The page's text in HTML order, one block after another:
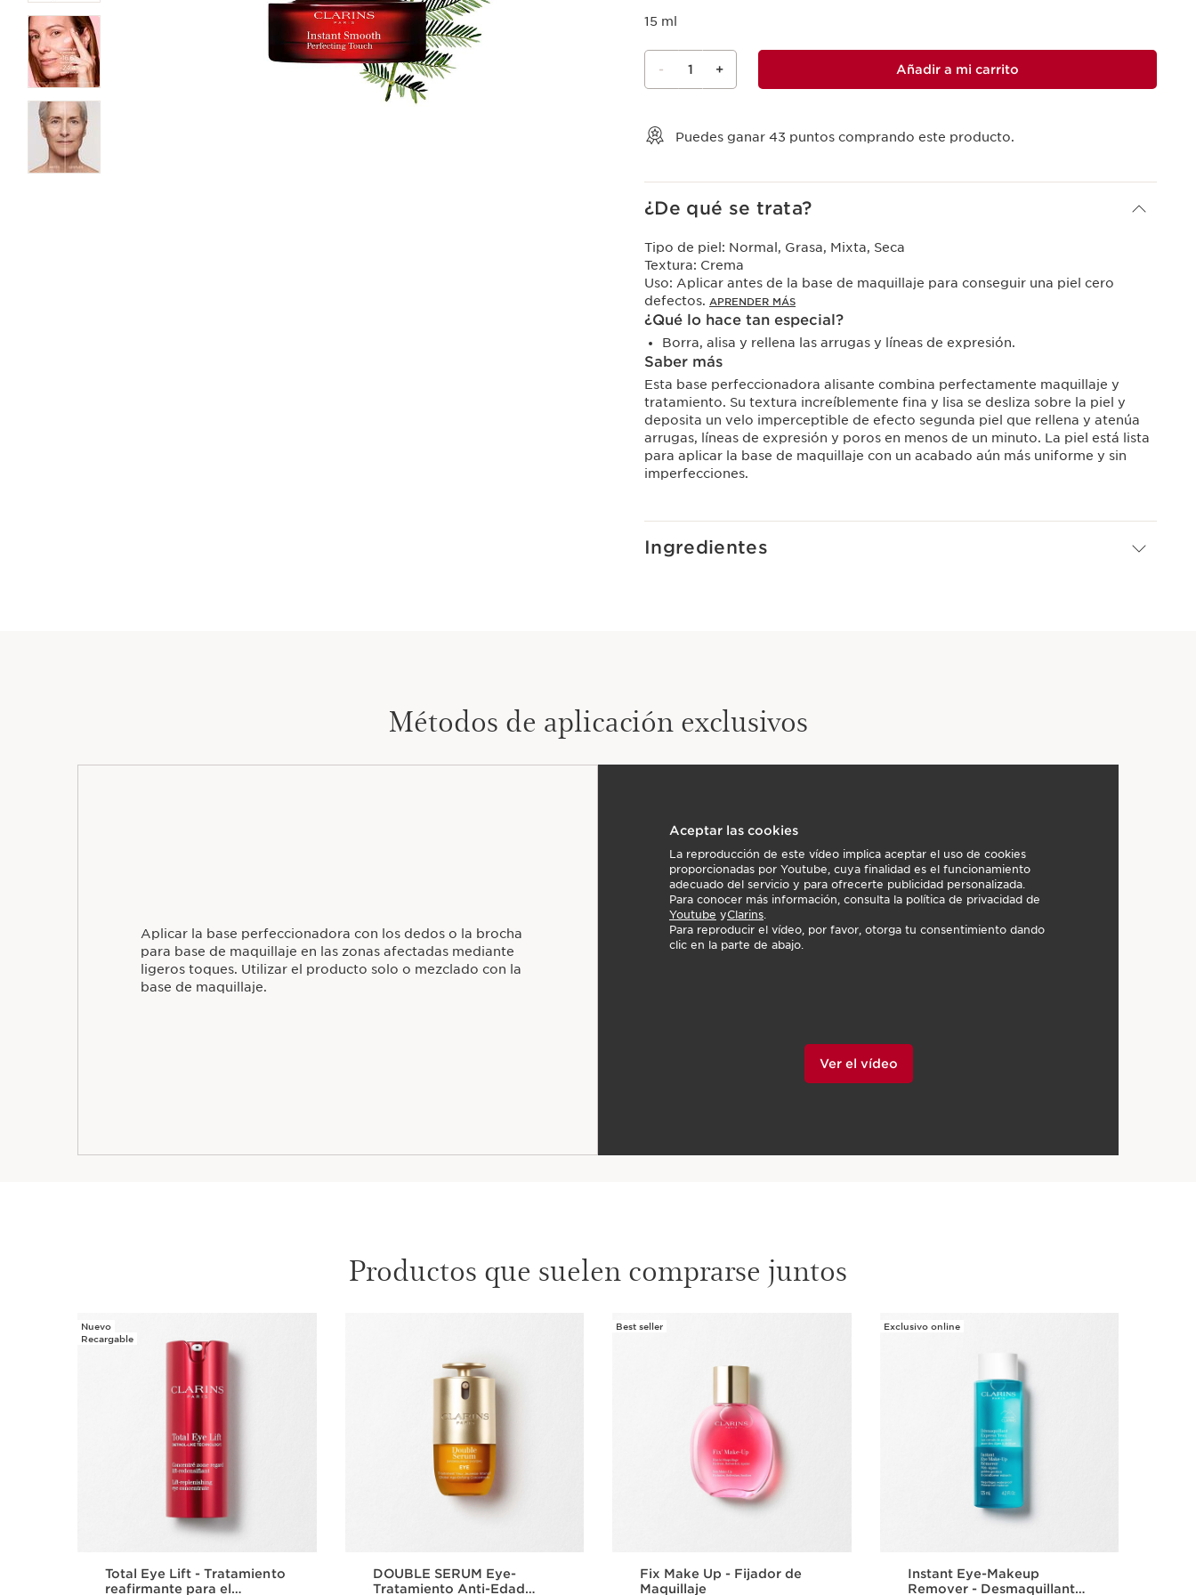
15 ml
- 1 + Añadir a mi carrito
Puedes ganar 43 puntos comprando este producto.
¿De qué se trata?
Tipo de piel: Normal, Grasa, Mixta, Seca
Textura: Crema
Uso: Aplicar antes de la base de maquillaje para conseguir una piel cero
defectos. APRENDER MÁS
¿Qué lo hace tan especial?
Borra, alisa y rellena las arrugas y líneas de expresión.
Saber más
Esta base perfeccionadora alisante combina perfectamente maquillaje y
tratamiento. Su textura increíblemente fina y lisa se desliza sobre la piel y
deposita un velo imperceptible de efecto segunda piel que rellena y atenúa
arrugas, líneas de expresión y poros en menos de un minuto. La piel está lista
para aplicar la base de maquillaje con un acabado aún más uniforme y sin
imperfecciones.
Ingredientes
Métodos de aplicación exclusivos
Aplicar la base perfeccionadora con los dedos o la brocha
para base de maquillaje en las zonas afectadas mediante
ligeros toques. Utilizar el producto solo o mezclado con la
base de maquillaje.
Aceptar las cookies
La reproducción de este vídeo implica aceptar el uso de cookies
proporcionadas por Youtube, cuya finalidad es el funcionamiento
adecuado del servicio y para ofrecerte publicidad personalizada.
Para conocer más información, consulta la política de privacidad de
Youtube yClarins.
Para reproducir el vídeo, por favor, otorga tu consentimiento dando
clic en la parte de abajo.
Ver el vídeo
Productos que suelen comprarse juntos
IR AL CONTENIDO
Nuevo
Recargable
Total Eye Lift - Tratamiento
reafirmante para el
DOUBLE SERUM Eye-
Tratamiento Anti-Edad
Best seller
Fix Make Up - Fijador de
Maquillaje
Exclusivo online
Instant Eye-Makeup
Remover - Desmaquillante